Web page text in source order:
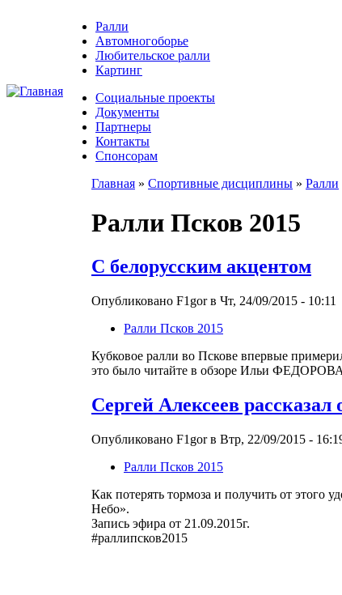
Ралли
Автомногоборье
Любительское ралли
Картинг
Социальные проекты
Документы
Партнеры
Контакты
Спонсорам
Главная » Спортивные дисциплины » Ралли
Ралли Псков 2015
С белорусским акцентом
Опубликовано F1gor в Чт, 24/09/2015 - 10:11
Ралли Псков 2015
Кубковое ралли во Пскове впервые
это было читайте в обзоре Ильи ФЕДОРОВА
Сергей Алексеев
Опубликовано F1gor в Втр, 22/09/2015 -
Ралли Псков 2015
Как потерять тормоза и получить от этого
Небо».
Запись эфира от 21.09.2015г.
#раллипсков2015